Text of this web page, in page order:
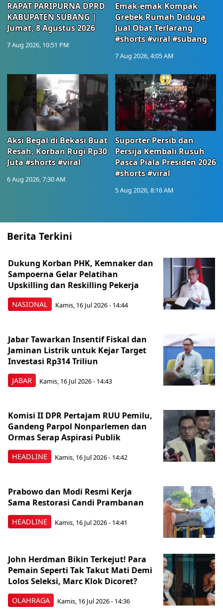
RAPAT PARIPURNA DPRD
KABUPATEN SUBANG |
Jumat, 8 Agustus 2026
7 Aug 2026, 10:51 PM
Emak-emak Kompak
Grebek Rumah Diduga
Jual Obat Terlarang
#shorts #viral #subang
7 Aug 2026, 4:05 AM
Aksi Begal di Bekasi Buat
Resah, Korban Rugi Rp30
Juta #shorts #viral
6 Aug 2026, 7:30 AM
Suporter Persib dan
Persija Kembali Rusuh
Pasca Piala Presiden 2026
#shorts #viral
5 Aug 2026, 8:16 AM
Berita Terkini
NASIONAL
Dukung Korban PHK, Kemnaker dan
Sampoerna Gelar Pelatihan
Upskilling dan Reskilling Pekerja
Kamis, 16 Jul 2026 - 14:44
JABAR
Jabar Tawarkan Insentif Fiskal dan
Jaminan Listrik untuk Kejar Target
Investasi Rp314 Triliun
Kamis, 16 Jul 2026 - 14:43
HEADLINE
Komisi II DPR Pertajam RUU Pemilu,
Gandeng Parpol Nonparlemen dan
Ormas Serap Aspirasi Publik
Kamis, 16 Jul 2026 - 14:42
HEADLINE
Prabowo dan Modi Resmi Kerja
Sama Restorasi Candi Prambanan
Kamis, 16 Jul 2026 - 14:41
OLAHRAGA
John Herdman Bikin Terkejut! Para
Pemain Seperti Tak Takut Mati Demi
Lolos Seleksi, Marc Klok Dicoret?
Kamis, 16 Jul 2026 - 14:36